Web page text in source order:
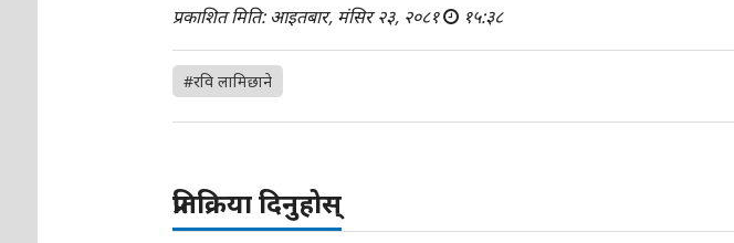
प्रकाशित मिति: आइतबार, मंसिर २३, २०८१ १५:३८
#रवि लामिछाने
प्रतिक्रिया दिनुहोस्